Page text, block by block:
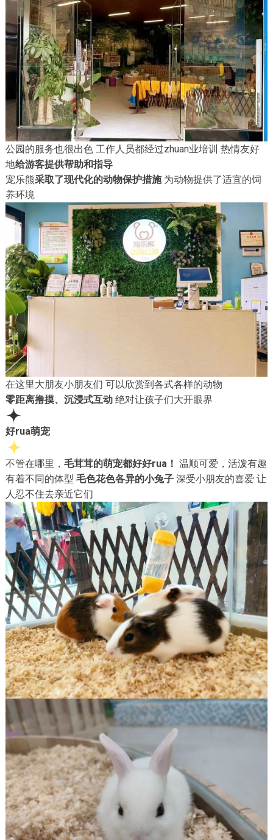
公园的服务也很出色 工作人员都经过zhuan业培训 热情友好
地给游客提供帮助和指导
宠乐熊采取了现代化的动物保护措施为动物提供了适宜的饲
养环境
在这里大朋友小朋友们 可以欣赏到各式各样的动物
零距离撸摸、沉浸式互动绝对让孩子们大开眼界
好rua萌宠
不管在哪里， 毛茸茸的萌宠都好好rua！ 温顺可爱，活泼有趣
有着不同的体型 毛色花色各异的小兔子深受小朋友的喜爱 让
人忍不住去亲近它们